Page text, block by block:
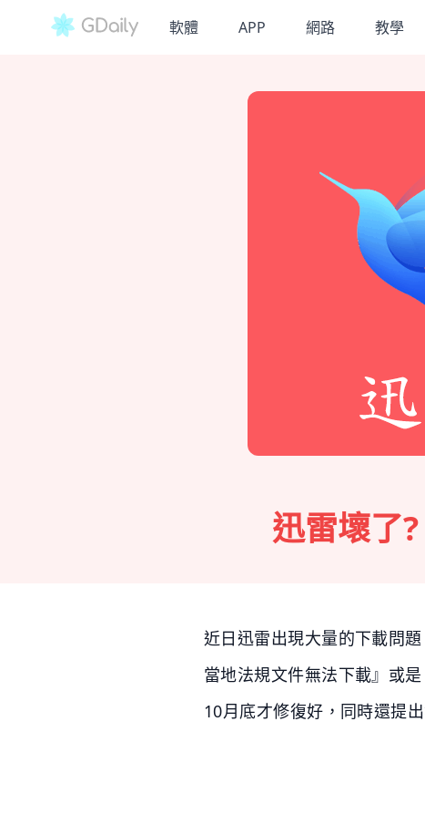
軟體 APP 網路 教學
迅雷壞了
近日迅雷出現大量的下載問
當地法規文件無法下載』或
10月底才修復好，同時還提